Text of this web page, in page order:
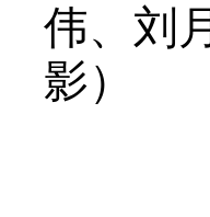
伟、刘
影）